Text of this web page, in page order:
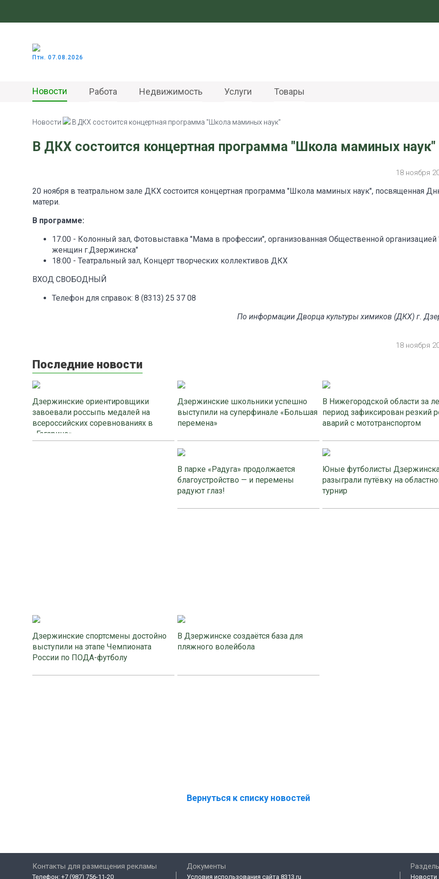
Птн. 07.08.2026
Новости Работа Недвижимость Услуги Товары
Новости В ДКХ состоится концертная программа "Школа маминых наук"
В ДКХ состоится концертная программа "Школа маминых наук"
18 ноября
20 ноября в театральном зале ДКХ состоится концертная программа "Школа маминых наук", посвященная
матери.
В программе:
17.00 - Колонный зал, Фотовыставка "Мама в профессии", организованная Общественной организацией
женщин г.Дзержинска"
18:00 - Театральный зал, Концерт творческих коллективов ДКХ
ВХОД СВОБОДНЫЙ
Телефон для справок: 8 (8313) 25 37 08
По информации Дворца культуры химиков (ДКХ) г.
18 ноября
Последние новости
Дзержинские ориентировщики
завоевали россыпь медалей на
всероссийских соревнованиях в
«Гагарино»
Дзержинские школьники успешно
выступили на суперфинале «Большая
перемена»
В Нижегородской области за
период зафиксирован резкий
аварий с мототранспортом
В парке «Радуга» продолжается
благоустройство — и перемены
радуют глаз!
Юные футболисты
разыграли путёвку на
турнир
Дзержинские спортсмены достойно
выступили на этапе Чемпионата
России по ПОДА-футболу
В Дзержинске создаётся база для
пляжного волейбола
Вернуться к списку новостей
Контакты для размещения рекламы
Телефон: +7 (987) 756-11-20
Документы
Условия использования сайта 8313.ru Новости